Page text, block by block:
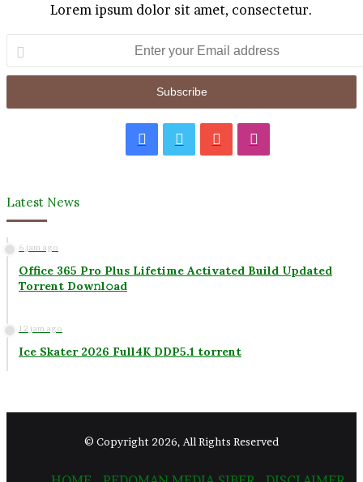
Lorem ipsum dolor sit amet, consectetur.
your
Email
FacebookTwitterYouTube
Latest News
6 jam ago
Office 365 Pro Plus Lifetime Activated Build Updated
Torrent Dow𝚗l𝚘аd
12 jam ago
Ice Skater 2026 Full4K DDP5.1 torrent
© Copyright 2026, All Rights Reserved